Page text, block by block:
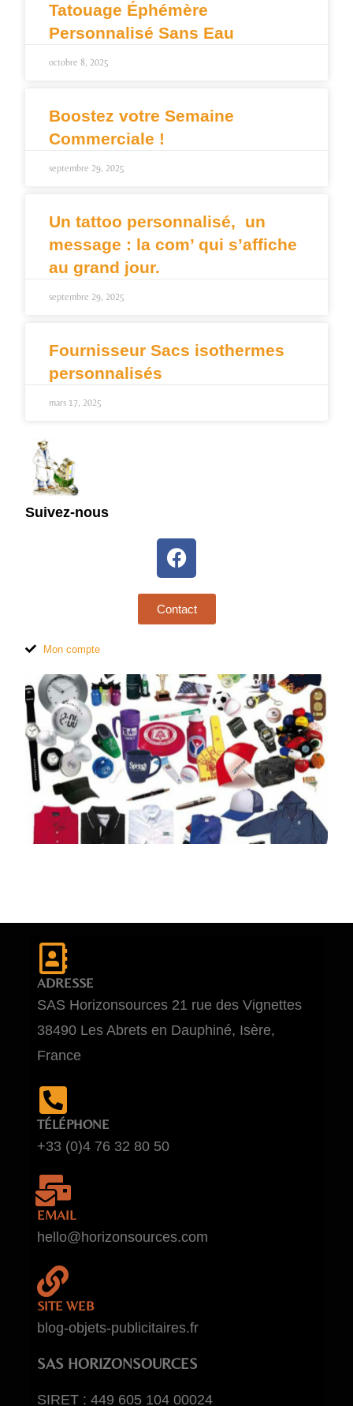
Tatouage Éphémère
Personnalisé Sans Eau
octobre 8, 2025
Boostez votre Semaine
Commerciale !
septembre 29, 2025
Un tattoo personnalisé, un
message : la com’ qui s’affiche
au grand jour.
septembre 29, 2025
Fournisseur Sacs isothermes
personnalisés
mars 17, 2025
Suivez-nous
Contact
Mon compte
ADRESSE
SAS Horizonsources 21 rue des Vignettes
38490 Les Abrets en Dauphiné, Isère,
France
TÉLÉPHONE
+33 (0)4 76 32 80 50
EMAIL
hello@horizonsources.com
SITE WEB
blog-objets-publicitaires.fr
SAS HORIZONSOURCES
SIRET : 449 605 104 00024